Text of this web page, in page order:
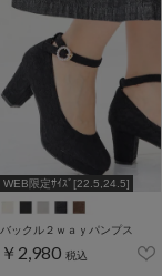
WEB限定ｻｲｽﾞ[22.5,24.5]
バックル２ｗａｙパンプス
￥2,980 税込